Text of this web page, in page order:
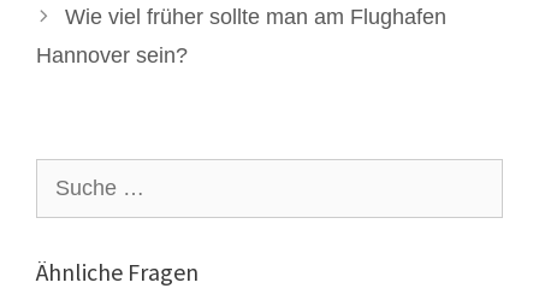
Wie viel früher sollte man am Flughafen
Hannover sein?
nach:
Ähnliche Fragen